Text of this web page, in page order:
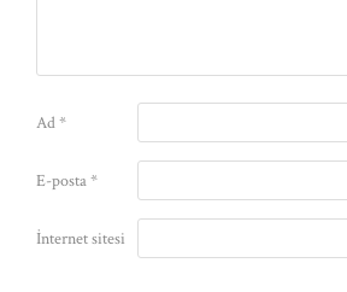
Ad*
E-posta*
İnternet sitesi